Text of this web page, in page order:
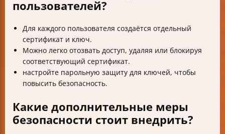
пользователей?
Для каждого пользователя создаётся отдельный
сертификат и ключ.
Можно легко отозвать доступ, удаляя или блокируя
соответствующий сертификат.
настройте парольную защиту для ключей, чтобы
повысить безопасность.
Какие дополнительные меры
безопасности стоит внедрить?